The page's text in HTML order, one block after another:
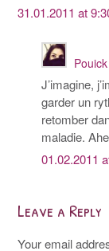
31.01.2011 at
Pouick
J’imagine,
garder un
retomber
maladie.
01.02.2011
Leave a Reply
Your email